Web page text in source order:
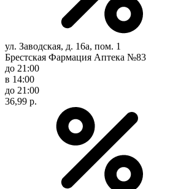
ул. Заводская, д. 16а, пом. 1
Брестская Фармация Аптека №83
до 21:00
в 14:00
до 21:00
36,99 р.